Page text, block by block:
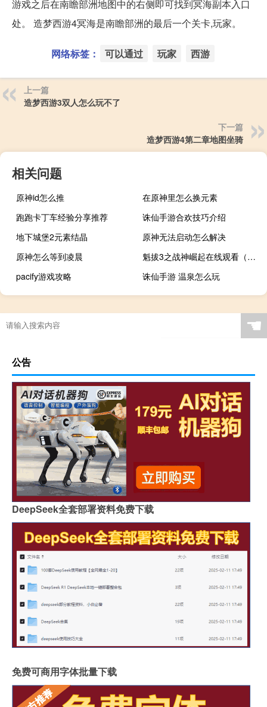
游戏之后在南瞻部洲地图中的右侧即可找到冥海副本入口
处。 造梦西游4冥海是南瞻部洲的最后一个关卡,玩家。
网络标签： 可以通过 玩家 西游
上一篇
造梦西游3双人怎么玩不了
下一篇
造梦西游4第二章地图坐骑
相关问题
原神id怎么推
在原神里怎么换元素
跑跑卡丁车经验分享推荐
诛仙手游合欢技巧介绍
地下城堡2元素结晶
原神无法启动怎么解决
原神怎么等到凌晨
魁拔3之战神崛起在线观看（魁拔3之战神崛起）
pacify游戏攻略
诛仙手游 温泉怎么玩
☚
公告
DeepSeek全套部署资料免费下载
免费可商用字体批量下载